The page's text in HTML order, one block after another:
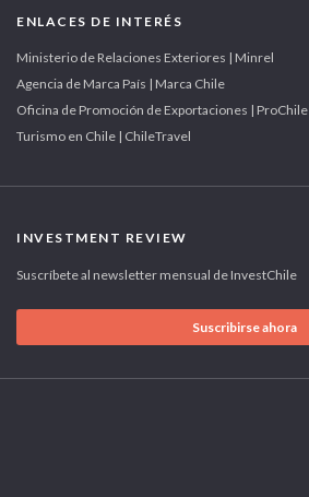
ENLACES DE INTERÉS
Ministerio de Relaciones Exteriores | Minrel
Agencia de Marca País | Marca Chile
Oficina de Promoción de Exportaciones | ProChile
Turismo en Chile | ChileTravel
INVESTMENT REVIEW
Suscríbete al newsletter mensual de InvestChile
Suscribirse ahora